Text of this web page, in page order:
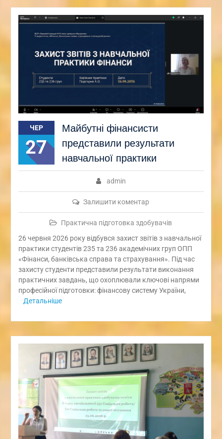
ЧЕР
27
Майбутні фінансисти
представили результати
навчальної практики
admin
Залишити коментар
Практична підготовка здобувачів
26 червня 2026 року відбувся захист звітів з навчальної
практики студентів 235 та 236 академічних груп ОПП
«Фінанси, банківська справа та страхування». Під час
захисту студенти представили результати виконання
практичних завдань, що охоплювали ключові напрями
професійної підготовки: фінансову систему України,
Детальніше